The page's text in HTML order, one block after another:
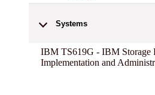
Systems
IBM TS619G - IBM Storage
Implementation and